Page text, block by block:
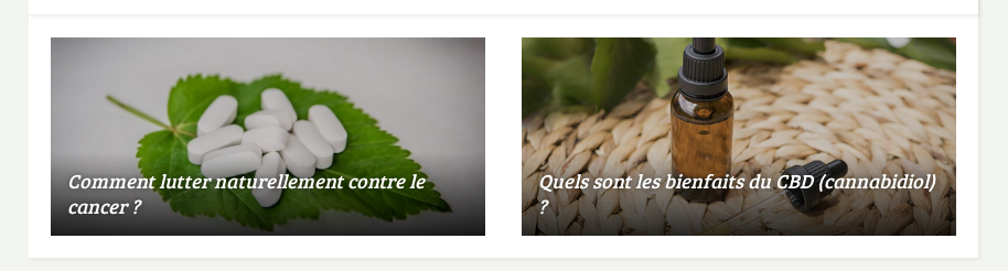
Comment lutter naturellement contre le
cancer ?
Quels sont les bienfaits du CBD (cannabidiol)
?